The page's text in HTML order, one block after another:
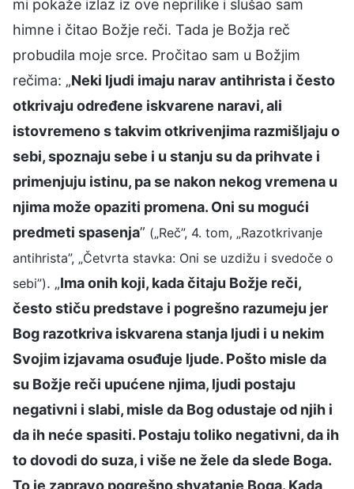
mi pokaže izlaz iz ove neprilike i slušao sam
himne i čitao Božje reči. Tada je Božja reč
probudila moje srce. Pročitao sam u Božjim
rečima: „Neki ljudi imaju narav antihrista i često
otkrivaju određene iskvarene naravi, ali
istovremeno s takvim otkrivenjima razmišljaju o
sebi, spoznaju sebe i u stanju su da prihvate i
primenjuju istinu, pa se nakon nekog vremena u
njima može opaziti promena. Oni su mogući
predmeti spasenja” („Reč”, 4. tom, „Razotkrivanje
antihrista”, „Četvrta stavka: Oni se uzdižu i svedoče o
sebi”). „Ima onih koji, kada čitaju Božje reči,
često stiču predstave i pogrešno razumeju jer
Bog razotkriva iskvarena stanja ljudi i u nekim
Svojim izjavama osuđuje ljude. Pošto misle da
su Božje reči upućene njima, ljudi postaju
negativni i slabi, misle da Bog odustaje od njih i
da ih neće spasiti. Postaju toliko negativni, da ih
to dovodi do suza, i više ne žele da slede Boga.
To je zapravo pogrešno shvatanje Boga. Kada